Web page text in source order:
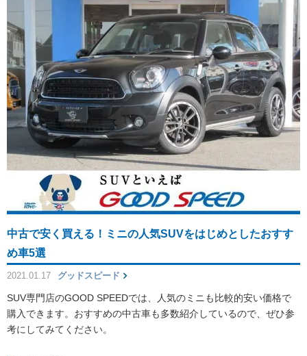
中古で安く買える！ミニの人気SUVをはじめとしたおすす
め車5選
2021.01.17 グッドスピード
SUV専門店のGOOD SPEEDでは、人気のミニも比較的安い価格で
購入できます。おすすめの中古車も多数紹介しているので、ぜひ参
考にしてみてください。